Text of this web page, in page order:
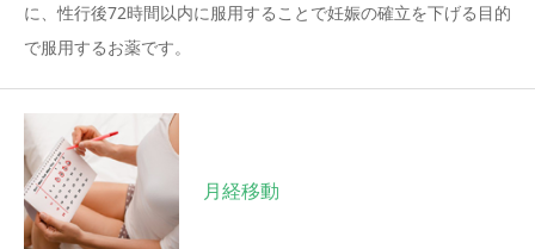
に、性行後72時間以内に服用することで妊娠の確立を下げる目的
で服用するお薬です。
月経移動